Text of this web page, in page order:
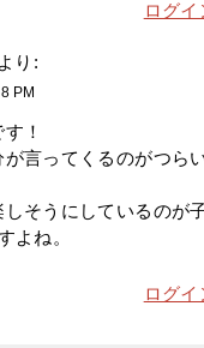
ログイ
より:
PM
！
言ってくるのがつら
しそうにしているのが
よね。
ログイ